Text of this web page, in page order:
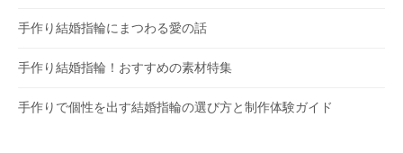
手作り結婚指輪にまつわる愛の話
手作り結婚指輪！おすすめの素材特集
手作りで個性を出す結婚指輪の選び方と制作体験ガイド